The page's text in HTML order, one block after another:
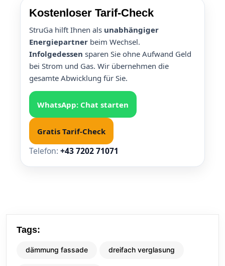
Kostenloser Tarif-Check
StruGa hilft Ihnen als unabhängiger
Energiepartner beim Wechsel.
Infolgedessen sparen Sie ohne Aufwand Geld
bei Strom und Gas. Wir übernehmen die
gesamte Abwicklung für Sie.
WhatsApp: Chat starten
Gratis Tarif-Check
Telefon:+43 7202 71071
Tags:
dämmung fassade dreifach verglasung